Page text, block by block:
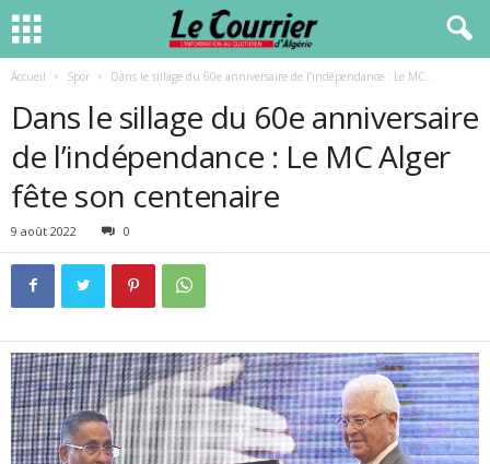
Accueil Spor Dans le sillage du 60e anniversaire de l’indépendance : Le MC...
Dans le sillage du 60e anniversaire
de l’indépendance : Le MC Alger
fête son centenaire
9 août 2022 0